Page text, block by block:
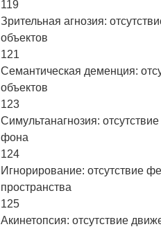
119
Зрительная агнозия:
объектов
121
Семантическая деменция:
объектов
123
Симультанагнозия:
фона
124
Игнорирование: отсутствие
пространства
125
Акинетопсия: отсутствие